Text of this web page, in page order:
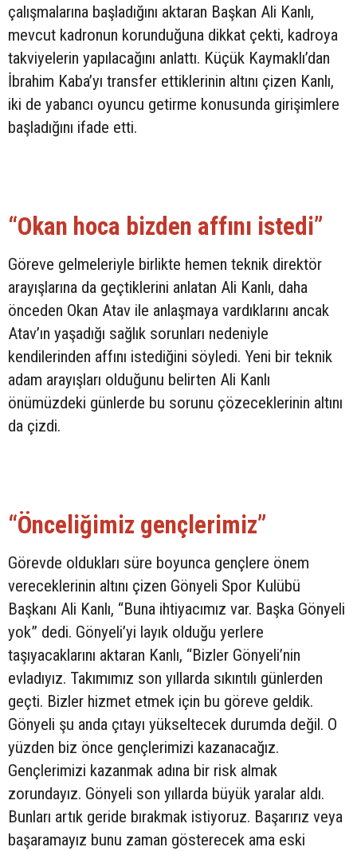
çalışmalarına başladığını aktaran Başkan Ali Kanlı,
mevcut kadronun korunduğuna dikkat çekti, kadroya
takviyelerin yapılacağını anlattı. Küçük Kaymaklı’dan
İbrahim Kaba’yı transfer ettiklerinin altını çizen Kanlı,
iki de yabancı oyuncu getirme konusunda girişimlere
başladığını ifade etti.
“Okan hoca bizden affını istedi”
Göreve gelmeleriyle birlikte hemen teknik direktör
arayışlarına da geçtiklerini anlatan Ali Kanlı, daha
önceden Okan Atav ile anlaşmaya vardıklarını ancak
Atav’ın yaşadığı sağlık sorunları nedeniyle
kendilerinden affını istediğini söyledi. Yeni bir teknik
adam arayışları olduğunu belirten Ali Kanlı
önümüzdeki günlerde bu sorunu çözeceklerinin altını
da çizdi.
“Önceliğimiz gençlerimiz”
Görevde oldukları süre boyunca gençlere önem
vereceklerinin altını çizen Gönyeli Spor Kulübü
Başkanı Ali Kanlı, “Buna ihtiyacımız var. Başka Gönyeli
yok” dedi. Gönyeli’yi layık olduğu yerlere
taşıyacaklarını aktaran Kanlı, “Bizler Gönyeli’nin
evladıyız. Takımımız son yıllarda sıkıntılı günlerden
geçti. Bizler hizmet etmek için bu göreve geldik.
Gönyeli şu anda çıtayı yükseltecek durumda değil. O
yüzden biz önce gençlerimizi kazanacağız.
Gençlerimizi kazanmak adına bir risk almak
zorundayız. Gönyeli son yıllarda büyük yaralar aldı.
Bunları artık geride bırakmak istiyoruz. Başarırız veya
başaramayız bunu zaman gösterecek ama eski